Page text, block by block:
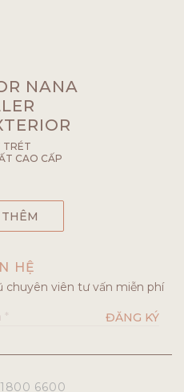
NANA
TRÉT
CAO CẤP
HỆ
chuyên viên tư vấn miễn phí
ĐĂNG KÝ
6600